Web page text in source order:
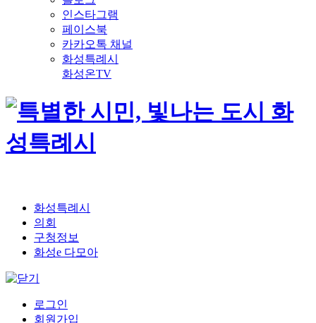
인스타그램
페이스북
카카오톡 채널
화성특례시
화성온TV
화성특례시
의회
구청정보
화성e 다모아
로그인
회원가입